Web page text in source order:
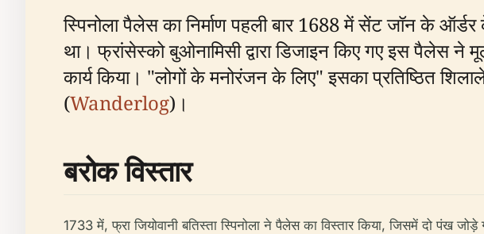
स्पिनोला पैलेस का निर्माण पहली बार 1688 में सेंट जॉन के ऑर्डर
था। फ्रांसेस्को बुओनामिसी द्वारा डिजाइन किए गए इस
कार्य किया। "लोगों के मनोरंजन के लिए" इसका प्रतिष्ठित
(Wanderlog)।
बरोक विस्तार
1733 में, फ्रा जियोवानी बतिस्ता स्पिनोला ने पैलेस का विस्तार किया, जिसमें दो पंख